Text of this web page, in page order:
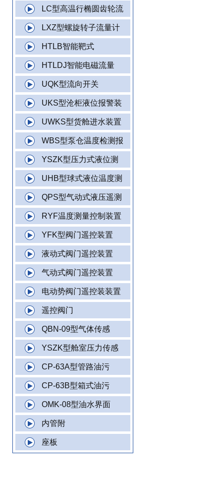
LC型高温行椭圆齿轮流
LXZ型螺旋转子流量计
HTLB智能靶式
HTLDJ智能电磁流量
UQK型流向开关
UKS型沧柜液位报警装
UWKS型货舱进水装置
WBS型泵仓温度检测报
YSZK型压力式液位测
UHB型球式液位温度测
QPS型气动式液压遥测
RYF温度测量控制装置
YFK型阀门遥控装置
液动式阀门遥控装置
气动式阀门遥控装置
电动势阀门遥控装装置
遥控阀门
QBN-09型气体传感
YSZK型舱室压力传感
CP-63A型管路油污
CP-63B型箱式油污
OMK-08型油水界面
内管附
座板